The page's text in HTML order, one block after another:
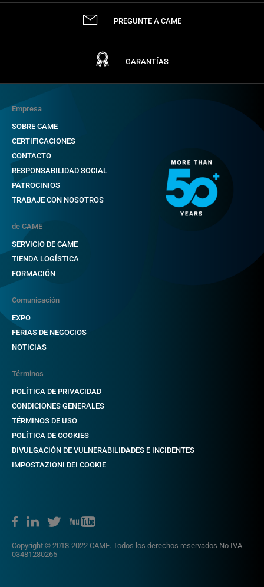
PREGUNTE A CAME
GARANTÍAS
Empresa
SOBRE CAME
CERTIFICACIONES
CONTACTO
RESPONSABILIDAD SOCIAL
PATROCINIOS
TRABAJE CON NOSOTROS
de CAME
SERVICIO DE CAME
TIENDA LOGÍSTICA
FORMACIÓN
Comunicación
EXPO
FERIAS DE NEGOCIOS
NOTICIAS
Copyright © 2018-2022 CAME. Todos los derechos reservados No IVA
03481280265
Términos
POLÍTICA DE PRIVACIDAD
CONDICIONES GENERALES
TÉRMINOS DE USO
POLÍTICA DE COOKIES
DIVULGACIÓN DE VULNERABILIDADES E INCIDENTES
IMPOSTAZIONI DEI COOKIE